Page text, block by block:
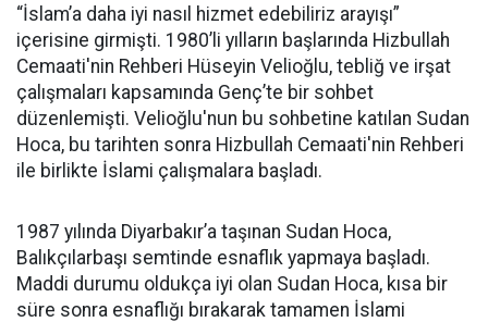
“İslam’a daha iyi nasıl hizmet edebiliriz arayışı”
içerisine girmişti. 1980’li yılların başlarında Hizbullah
Cemaati'nin Rehberi Hüseyin Velioğlu, tebliğ ve irşat
çalışmaları kapsamında Genç’te bir sohbet
düzenlemişti. Velioğlu'nun bu sohbetine katılan Sudan
Hoca, bu tarihten sonra Hizbullah Cemaati'nin Rehberi
ile birlikte İslami çalışmalara başladı.
1987 yılında Diyarbakır’a taşınan Sudan Hoca,
Balıkçılarbaşı semtinde esnaflık yapmaya başladı.
Maddi durumu oldukça iyi olan Sudan Hoca, kısa bir
süre sonra esnaflığı bırakarak tamamen İslami